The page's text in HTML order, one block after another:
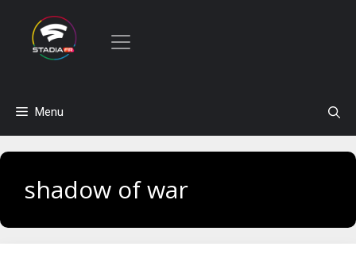
contenu
Menu
shadow of war